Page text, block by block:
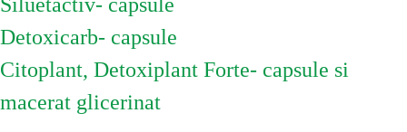
Detoxicarb- capsule
Citoplant, Detoxiplant Forte- capsule si
macerat glicerinat